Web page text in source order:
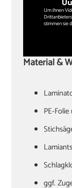
Um ihnen
stimmen sie
Material &
PE-
ggf.